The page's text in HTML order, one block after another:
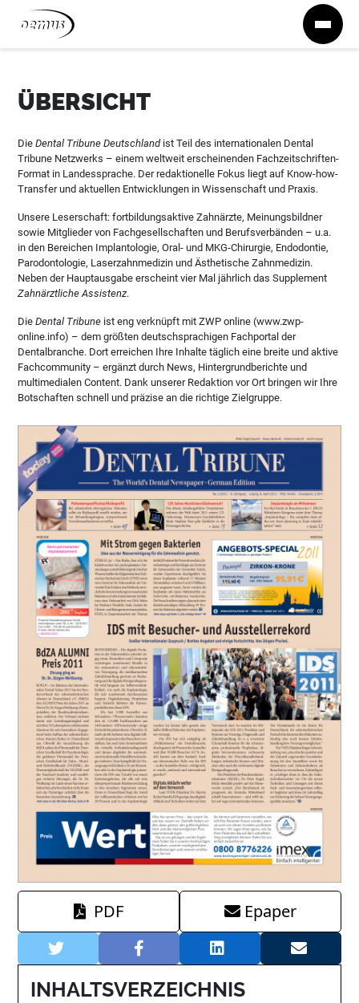
Zum Inhalt springen
ÜBERSICHT
DieDental Tribune Deutschlandist Teil des internationalen Dental
Tribune Netzwerks – einem weltweit erscheinenden Fachzeitschriften-
Format in Landessprache. Der redaktionelle Fokus liegt auf Know-how-
Transfer und aktuellen Entwicklungen in Wissenschaft und Praxis.
Unsere Leserschaft: fortbildungsaktive Zahnärzte, Meinungsbildner
sowie Mitglieder von Fachgesellschaften und Berufsverbänden – u.a.
in den Bereichen Implantologie, Oral- und MKG-Chirurgie, Endodontie,
Parodontologie, Laserzahnmedizin und Ästhetische Zahnmedizin.
Neben der Hauptausgabe erscheint vier Mal jährlich das Supplement
Zahnärztliche Assistenz.
DieDental Tribune ist eng verknüpft mit ZWP online (www.zwp-
online.info) – dem größten deutschsprachigen Fachportal der
Dentalbranche. Dort erreichen Ihre Inhalte täglich eine breite und aktive
Fachcommunity – ergänzt durch News, Hintergrundberichte und
multimedialen Content. Dank unserer Redaktion vor Ort bringen wir Ihre
Botschaften schnell und präzise an die richtige Zielgruppe.
PDF Epaper
INHALTSVERZEICHNIS